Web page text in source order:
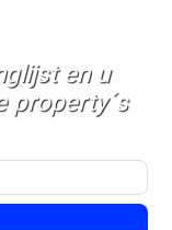
en u
property´s